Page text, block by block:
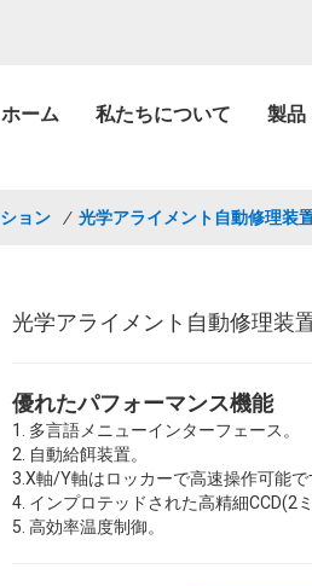
ホーム 私たちについて 製品
ョン / 光学アライメント自動修理装
光学アライメント自動修理装
優れたパフォーマンス機能
1. 多言語メニューインターフェース。
2. 自動給餌装置。
3.X軸/Y軸はロッカーで高速操作可能で
4. インプロテッドされた高精細CCD(2
5. 高効率温度制御。